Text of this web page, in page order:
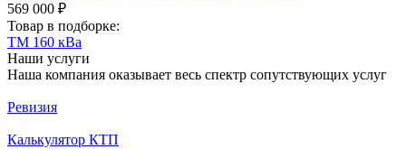
569 000 ₽
Товар в подборке:
ТМ 160 кВа
Наши услуги
Наша компания оказывает весь спектр сопутствующих услуг
Ревизия
Калькулятор КТП